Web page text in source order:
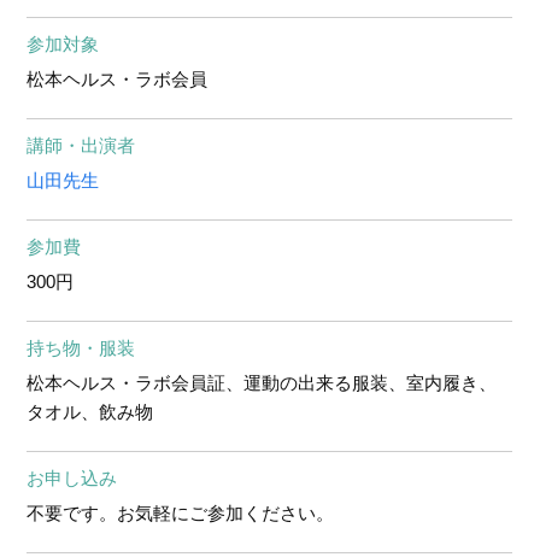
参加対象
松本ヘルス・ラボ会員
講師・出演者
山田先生
参加費
300円
持ち物・服装
松本ヘルス・ラボ会員証、運動の出来る服装、室内履き、
タオル、飲み物
お申し込み
不要です。お気軽にご参加ください。